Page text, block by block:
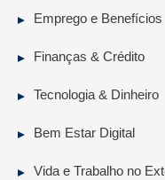
Emprego e Benefícios
Finanças & Crédito
Tecnologia & Dinheiro
Bem Estar Digital
Vida e Trabalho no